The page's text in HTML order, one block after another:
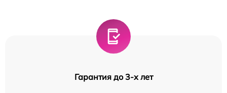
Гарантия до 3-х лет